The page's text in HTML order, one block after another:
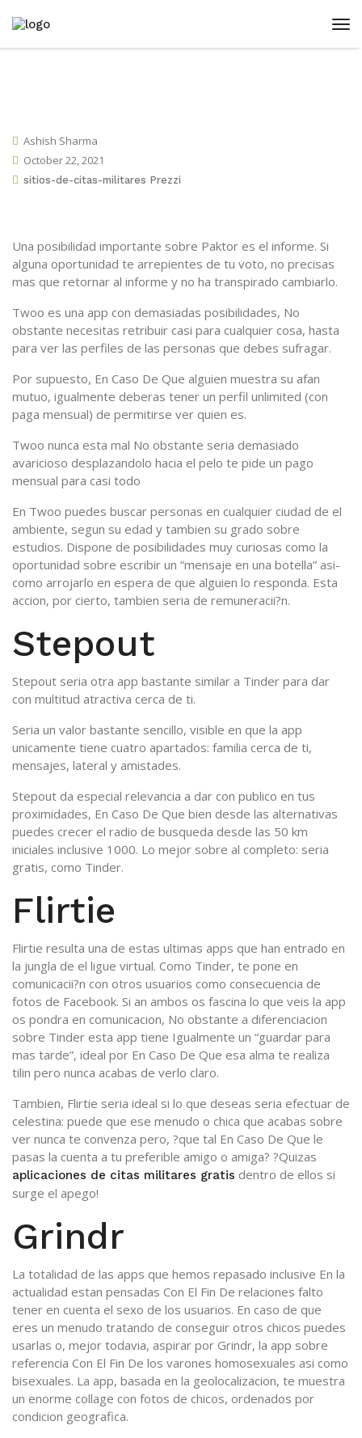
Ashish Sharma
October 22, 2021
sitios-de-citas-militares Prezzi
Una posibilidad importante sobre Paktor es el informe. Si
alguna oportunidad te arrepientes de tu voto, no precisas
mas que retornar al informe y no ha transpirado cambiarlo.
Twoo es una app con demasiadas posibilidades, No
obstante necesitas retribuir casi para cualquier cosa, hasta
para ver las perfiles de las personas que debes sufragar.
Por supuesto, En Caso De Que alguien muestra su afan
mutuo, igualmente deberas tener un perfil unlimited (con
paga mensual) de permitirse ver quien es.
Twoo nunca esta mal No obstante seri­a demasiado
avaricioso desplazandolo hacia el pelo te pide un pago
mensual para casi todo
En Twoo puedes buscar personas en cualquier ciudad de el
ambiente, segun su edad y tambien su grado sobre
estudios. Dispone de posibilidades muy curiosas como la
oportunidad sobre escribir un “mensaje en una botella” asi­
como arrojarlo en espera de que alguien lo responda. Esta
accion, por cierto, tambien seri­a de remuneracii?n.
Stepout
Stepout seri­a otra app bastante similar a Tinder para dar
con multitud atractiva cerca de ti.
Seri­a un valor bastante sencillo, visible en que la app
unicamente tiene cuatro apartados: familia cerca de ti,
mensajes, lateral y amistades.
Stepout da especial relevancia a dar con publico en tus
proximidades, En Caso De Que bien desde las alternativas
puedes crecer el radio de busqueda desde las 50 km
iniciales inclusive 1000. Lo mejor sobre al completo: seri­a
gratis, como Tinder.
Flirtie
Flirtie resulta una de estas ultimas apps que han entrado en
la jungla de el ligue virtual. Como Tinder, te pone en
comunicacii?n con otros usuarios como consecuencia de
fotos de Facebook. Si an ambos os fascina lo que veis la app
os pondra en comunicacion, No obstante a diferenciacion
sobre Tinder esta app tiene Igualmente un “guardar para
mas tarde”, ideal por En Caso De Que esa alma te realiza
tilin pero nunca acabas de verlo claro.
Tambien, Flirtie seri­a ideal si lo que deseas seri­a efectuar de
celestina: puede que ese menudo o chica que acabas sobre
ver nunca te convenza pero, ?que tal En Caso De Que le
pasas la cuenta a tu preferible amigo o amiga? ?Quizas
aplicaciones de citas militares gratis dentro de ellos si
surge el apego!
Grindr
La totalidad de las apps que hemos repasado inclusive En la
actualidad estan pensadas Con El Fin De relaciones falto
tener en cuenta el sexo de los usuarios. En caso de que
eres un menudo tratando de conseguir otros chicos puedes
usarlas o, mejor todavia, aspirar por Grindr, la app sobre
referencia Con El Fin De los varones homosexuales asi­ como
bisexuales. La app, basada en la geolocalizacion, te muestra
un enorme collage con fotos de chicos, ordenados por
condicion geografica.